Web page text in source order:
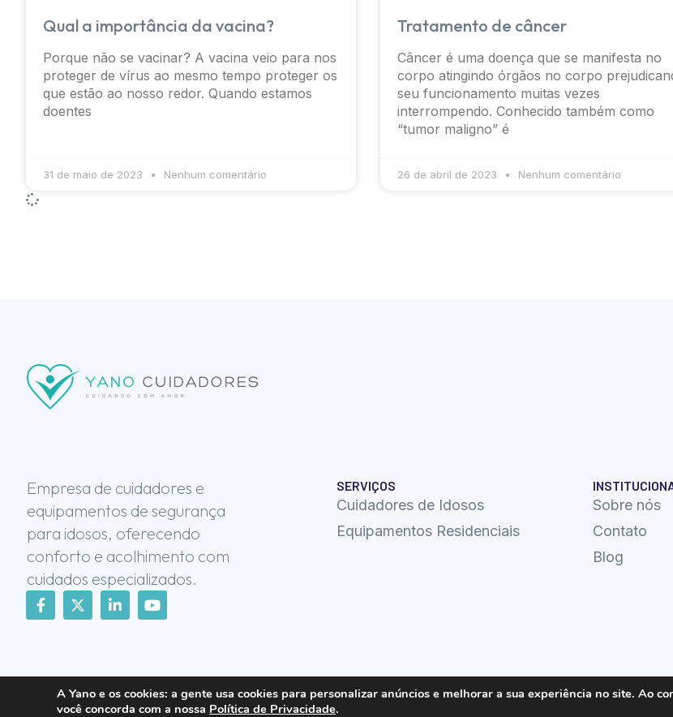
Qual a importância da vacina?
Porque não se vacinar? A vacina veio para nos
proteger de vírus ao mesmo tempo proteger os
que estão ao nosso redor. Quando estamos
doentes
31 de maio de 2023 Nenhum comentário
Tratamento de câncer
Câncer é uma doença que se manifesta no
corpo atingindo órgãos no corpo
seu funcionamento muitas vezes
interrompendo. Conhecido também como
“tumor maligno” é
26 de abril de 2023 Nenhum comentário
Empresa de cuidadores e
equipamentos de segurança
para idosos, oferecendo
conforto e acolhimento com
cuidados especializados.
SERVIÇOS
Cuidadores de Idosos
Equipamentos Residenciais
Sobre nós
Contato
Blog
Yano Cuidadores © 2025 | Todos os direitos reservadosDesenvolvido por Site Square Marketing Digital
A Yano e os cookies: a gente usa cookies para personalizar anúncios e melhorar a sua experiência no site. Ao
você concorda com a nossa Política de Privacidade.